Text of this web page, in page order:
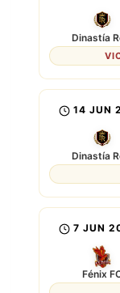
Dinastía
14 JUN
Dinastía
7 JUN
Fénix